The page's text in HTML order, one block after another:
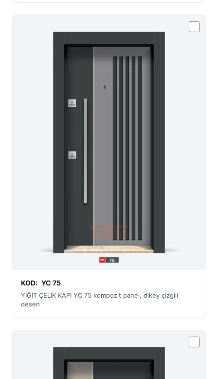
KOD: YC 75
YİĞİT ÇELİK KAPI YC 75 kompozit panel, dikey çizgili
desen